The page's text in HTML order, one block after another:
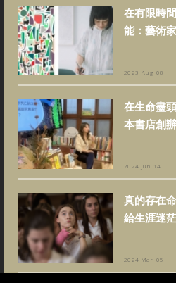
在有限時
能：藝術
2023 Aug 08
在生命盡
本書店創
2024 Jun 14
真的存在
給生涯迷
2024 Mar 05